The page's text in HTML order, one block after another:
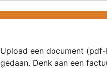
Upload een document
gedaan. Denk aan een